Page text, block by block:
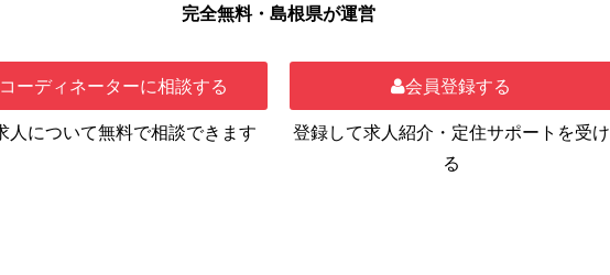
完全無料・島根県が運営
コーディネーターに相談する
人について無料で相談できます
会員登録する
登録して求人紹介・定住サポートを受け
る